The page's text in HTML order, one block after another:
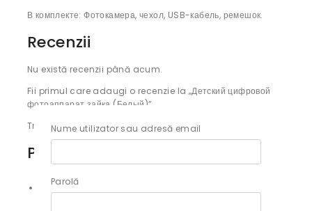
В комплекте: Фотокамера, чехол, USB-кабель, ремешок.
Recenzii
Nu există recenzii până acum.
Fii primul care adaugi o recenzie la „Детский цифровой
фотоаппарат зайка (Белый)”
Trebuie să fiiautentificat pentru a publica o recenzie.
Produse similare
Детский цифровой фотоаппарат зайка (Розовый)
Nume utilizator sau adresă email
Parolă